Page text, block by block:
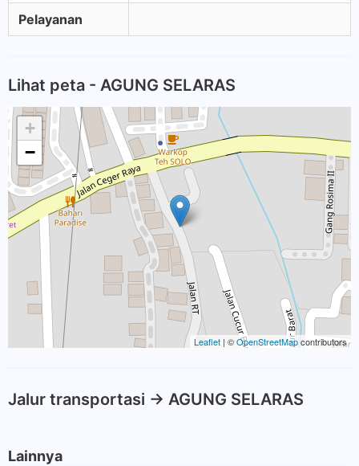
Pelayanan
Lihat peta - AGUNG SELARAS
+
−
Leaflet | ©OpenStreetMapcontributors
Jalur transportasi -> AGUNG SELARAS
Lainnya